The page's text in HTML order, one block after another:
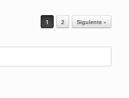
1 2 Siguiente »